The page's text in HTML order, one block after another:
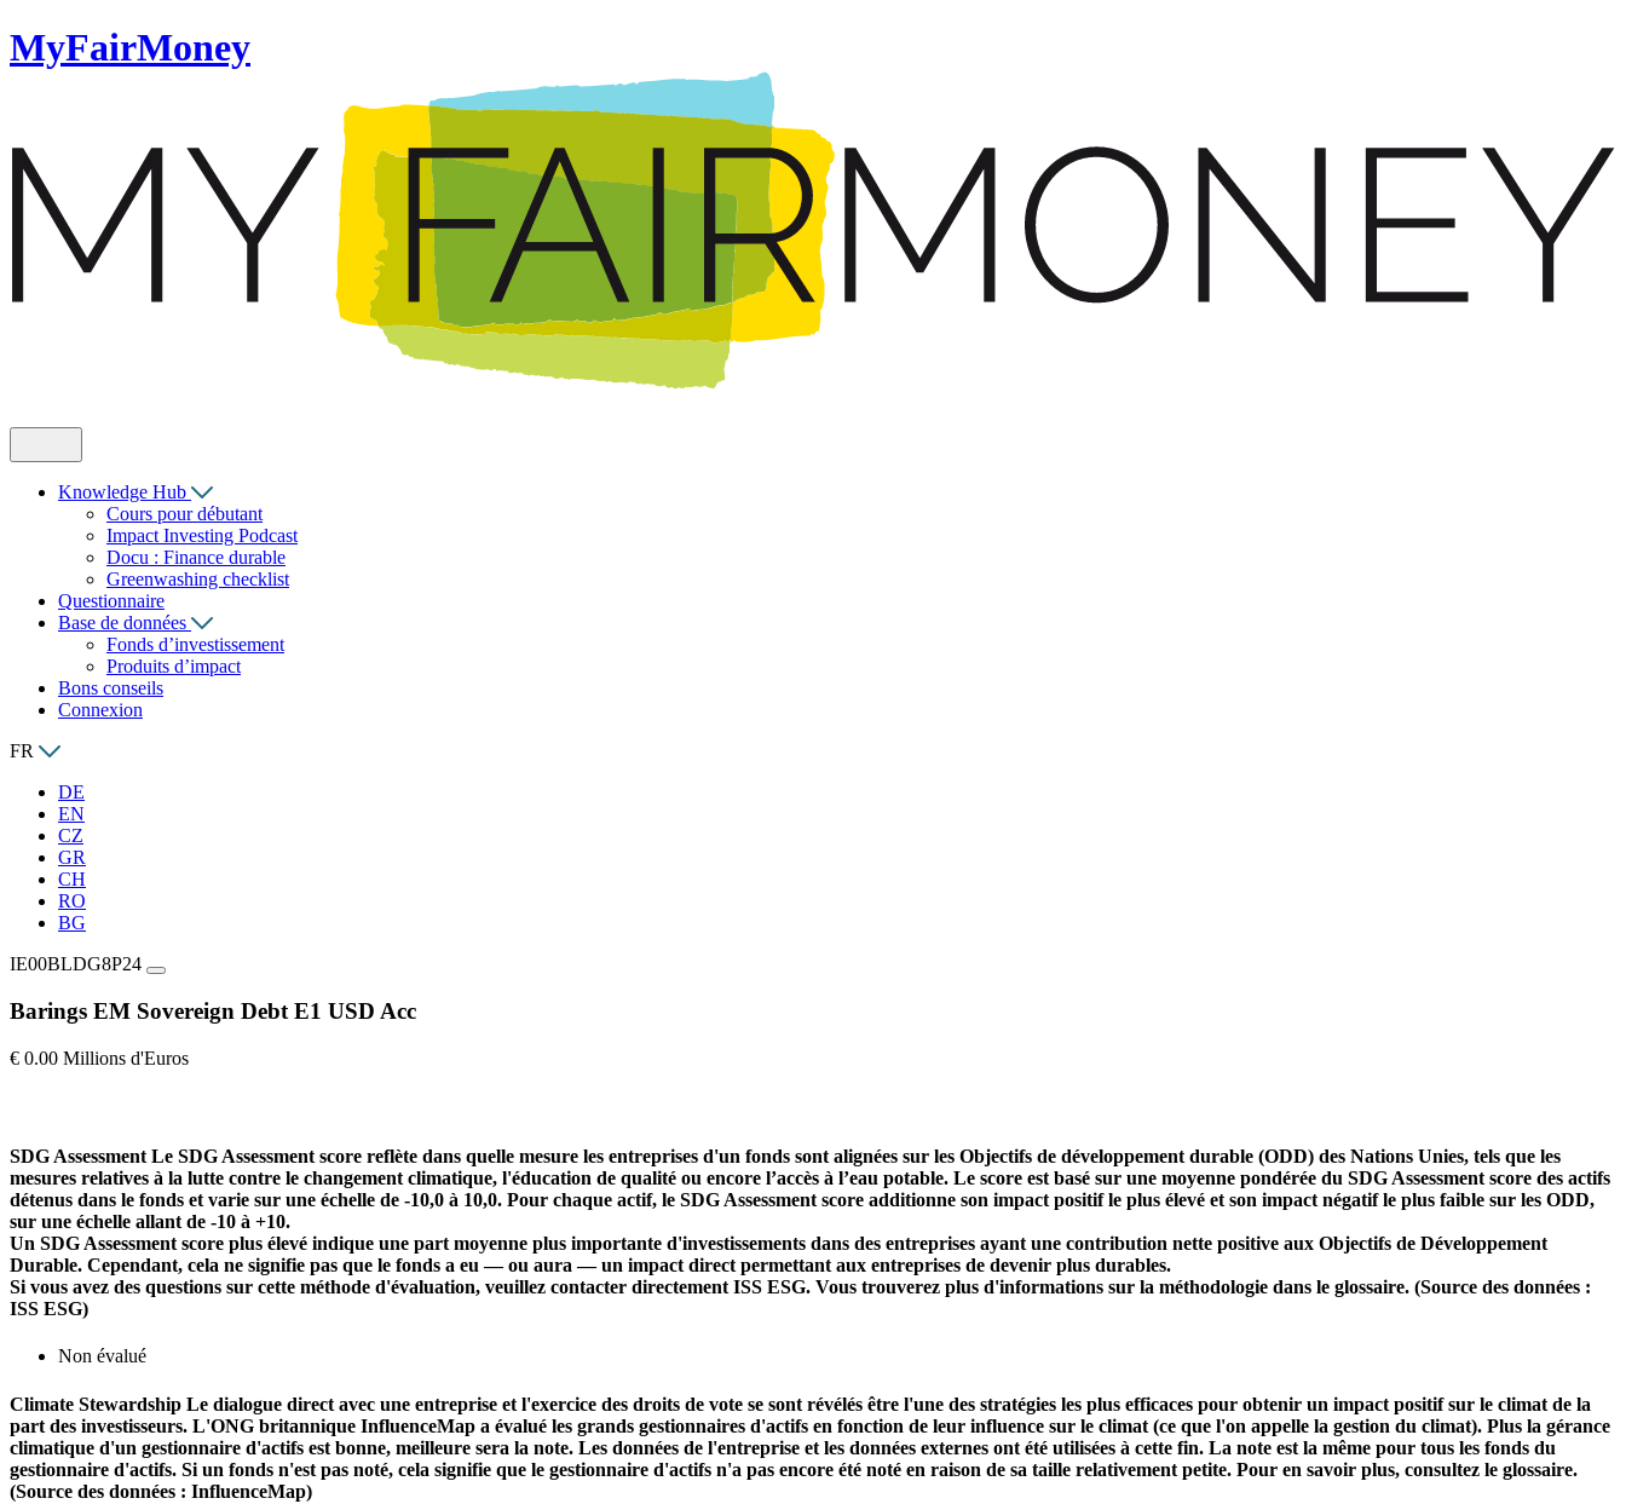
MyFairMoney
Knowledge Hub
Cours pour débutant
Impact Investing Podcast
Docu : Finance durable
Greenwashing checklist
Questionnaire
Base de données
Fonds d’investissement
Produits d’impact
Bons conseils
Connexion
FR
DE
EN
CZ
GR
CH
RO
BG
IE00BLDG8P24
Barings EM Sovereign Debt E1 USD Acc
€ 0.00 Millions d'Euros
SDG Assessment Le SDG Assessment score reflète dans quelle mesure les entreprises d'un fonds sont alignées sur les Objectifs de développement durable (ODD) des Nations Unies, tels que les
mesures relatives à la lutte contre le changement climatique, l'éducation de qualité ou encore l’accès à l’eau potable. Le score est basé sur une moyenne pondérée du SDG Assessment score des actifs
détenus dans le fonds et varie sur une échelle de -10,0 à 10,0. Pour chaque actif, le SDG Assessment score additionne son impact positif le plus élevé et son impact négatif le plus faible sur les ODD,
sur une échelle allant de -10 à +10.
Un SDG Assessment score plus élevé indique une part moyenne plus importante d'investissements dans des entreprises ayant une contribution nette positive aux Objectifs de Développement
Durable. Cependant, cela ne signifie pas que le fonds a eu — ou aura — un impact direct permettant aux entreprises de devenir plus durables.
Si vous avez des questions sur cette méthode d'évaluation, veuillez contacter directement ISS ESG. Vous trouverez plus d'informations sur la méthodologie dans le glossaire. (Source des données :
ISS ESG)
Non évalué
Climate Stewardship Le dialogue direct avec une entreprise et l'exercice des droits de vote se sont révélés être l'une des stratégies les plus efficaces pour obtenir un impact positif sur le climat de la
part des investisseurs. L'ONG britannique InfluenceMap a évalué les grands gestionnaires d'actifs en fonction de leur influence sur le climat (ce que l'on appelle la gestion du climat). Plus la gérance
climatique d'un gestionnaire d'actifs est bonne, meilleure sera la note. Les données de l'entreprise et les données externes ont été utilisées à cette fin. La note est la même pour tous les fonds du
gestionnaire d'actifs. Si un fonds n'est pas noté, cela signifie que le gestionnaire d'actifs n'a pas encore été noté en raison de sa taille relativement petite. Pour en savoir plus, consultez le glossaire.
(Source des données : InfluenceMap)